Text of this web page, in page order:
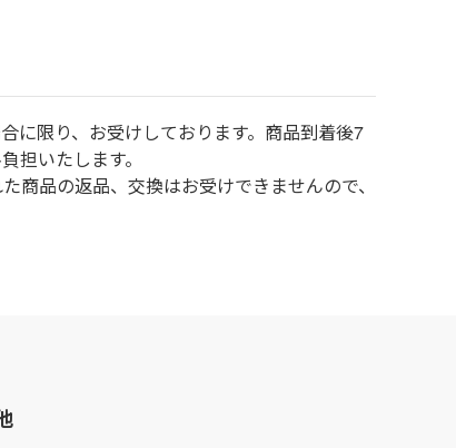
に限り、お受けしております。商品到着後7
担いたします。
品の返品、交換はお受けできませんので、